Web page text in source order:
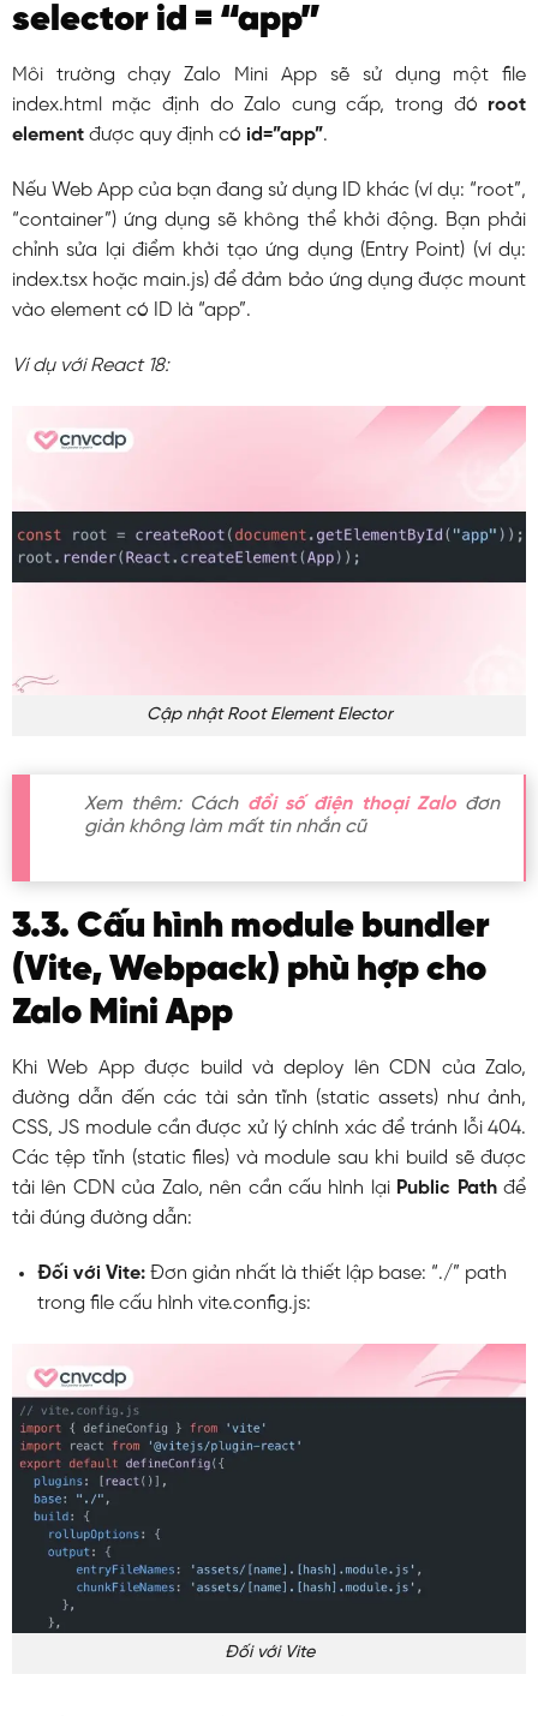
selector id = “app”
Môi trường chạy Zalo Mini App sẽ sử dụng một file
index.html
mặc định do Zalo cung cấp, trong đó root
elementđược quy định có id=”app”.
Nếu Web App của bạn đang sử dụng ID khác (ví dụ: “root”,
“container”) ứng dụng sẽ không thể khởi động. Bạn phải
chỉnh sửa lại điểm khởi tạo ứng dụng (Entry Point) (ví dụ:
index.tsxhoặc main.js) để đảm bảo ứng dụng được mount
vào element có ID là “app”.
Ví dụ với React 18:
Cập nhật Root Element Elector
Xem thêm: Cách đổi số điện thoại Zalođơn
giản không làm mất tin nhắn cũ
3.3. Cấu hình module bundler
(Vite, Webpack) phù hợp cho
Zalo Mini App
Khi Web App được build và deploy lên CDN của Zalo,
đường dẫn đến các tài sản tĩnh (static assets) như ảnh,
CSS, JS module cần được xử lý chính xác để tránh lỗi 404.
Các tệp tĩnh (static files) và module sau khi build sẽ được
tải lên CDN của Zalo, nên cần cấu hình lại Public Pathđể
tải đúng đường dẫn:
Đối với Vite:Đơn giản nhất là thiết lập base: “./” path
trong file cấu hình vite.config.js:
Đối với Vite